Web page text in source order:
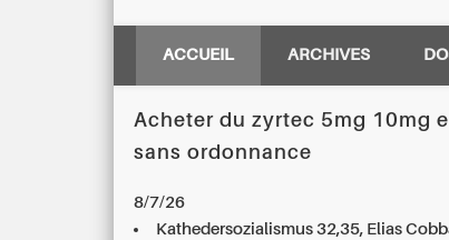
ACCUEIL ARCHIVES
Acheter du zyrtec 5mg 10mg
sans ordonnance
8/7/26
Kathedersozialismus 32,35, Elias